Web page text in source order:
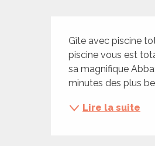
Gîte avec piscine
piscine vous est
sa magnifique
minutes des plus
Lire la suite